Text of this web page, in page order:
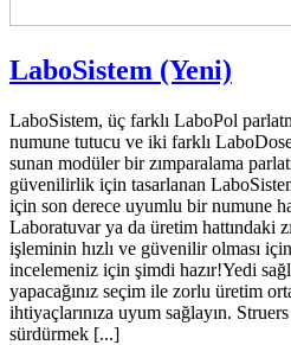
LaboSistem (Yeni)
LaboSistem, üç farklı LaboPol
numune tutucu ve iki farklı
sunan modüler bir zımparalama
güvenilirlik için tasarlanan
için son derece uyumlu bir numune
Laboratuvar ya da üretim hattındaki
işleminin hızlı ve güvenilir olması
incelemeniz için şimdi hazır!Yedi
yapacağınız seçim ile zorlu üretim
ihtiyaçlarınıza uyum sağlayın.
sürdürmek [...]